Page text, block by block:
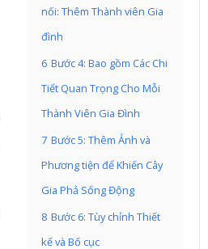
nối: Thêm Thành viên Gia
đình
6 Bước 4: Bao gồm Các Chi
Tiết Quan Trọng Cho Mỗi
Thành Viên Gia Đình
7 Bước 5: Thêm Ảnh và
Phương tiện để Khiến Cây
Gia Phả Sống Động
8 Bước 6: Tùy chỉnh Thiết
kế và Bố cục